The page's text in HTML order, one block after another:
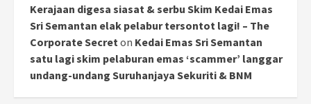
Kerajaan digesa siasat & serbu Skim Kedai Emas
Sri Semantan elak pelabur tersontot lagi! – The
Corporate Secret on Kedai Emas Sri Semantan
satu lagi skim pelaburan emas ‘scammer’ langgar
undang-undang Suruhanjaya Sekuriti & BNM